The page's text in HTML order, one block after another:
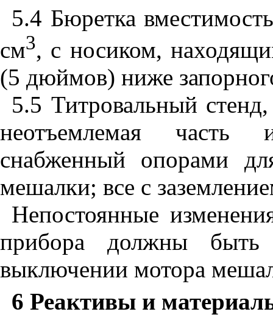
5.4 Бюретка
см3, с носиком,
(5 дюймов) ниже
5.5 Титровальный
неотъемлемая часть
снабженный опорами
мешалки; все с
Непостоянные
прибора должны
выключении мотора
6 Реактивы и